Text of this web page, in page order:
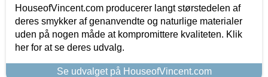
HouseofVincent.com producerer langt størstedelen af
deres smykker af genanvendte og naturlige materialer
uden på nogen måde at kompromittere kvaliteten. Klik
her for at se deres udvalg.
Se udvalget på HouseofVincent.com